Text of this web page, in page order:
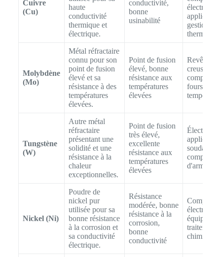
Cuivre
(Cu)
haute
conductivité
thermique et
électrique.
conductivité,
bonne
usinabilité
gestion
thermique
Molybdène
(Mo)
Métal réfractaire
connu pour son
point de fusion
élevé et sa
résistance à des
températures
élevées.
Point de fusion
élevé, bonne
résistance aux
températures
élevées
creusets,
fours à
Tungstène
(W)
Autre métal
réfractaire
présentant une
solidité et une
résistance à la
chaleur
exceptionnelles.
Point de fusion
très élevé,
excellente
résistance aux
températures
élevées
Électrodes,
soudage,
d'armure
Nickel (Ni)
Poudre de
nickel pur
utilisée pour sa
bonne résistance
à la corrosion et
sa conductivité
électrique.
Résistance
modérée, bonne
résistance à la
corrosion,
bonne
conductivité
traitement
chimique